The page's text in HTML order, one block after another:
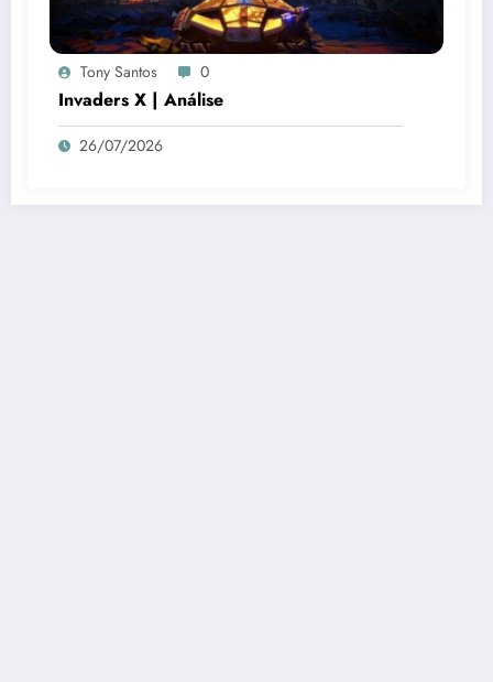
Tony Santos 0
Invaders X | Análise
26/07/2026